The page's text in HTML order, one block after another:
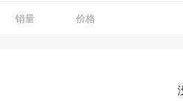
销量 价格